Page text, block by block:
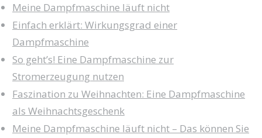
Meine Dampfmaschine läuft nicht
Einfach erklärt: Wirkungsgrad einer
Dampfmaschine
So geht’s! Eine Dampfmaschine zur
Stromerzeugung nutzen
Faszination zu Weihnachten: Eine Dampfmaschine
als Weihnachtsgeschenk
Meine Dampfmaschine läuft nicht – Das können Sie